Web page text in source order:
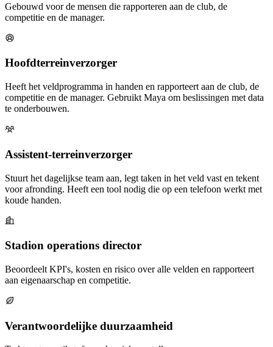
Gebouwd voor de mensen die rapporteren aan de club, de
competitie en de manager.
Hoofdterreinverzorger
Heeft het veldprogramma in handen en rapporteert aan de club, de
competitie en de manager. Gebruikt Maya om beslissingen met data
te onderbouwen.
Assistent-terreinverzorger
Stuurt het dagelijkse team aan, legt taken in het veld vast en tekent
voor afronding. Heeft een tool nodig die op een telefoon werkt met
koude handen.
Stadion operations director
Beoordeelt KPI's, kosten en risico over alle velden en rapporteert
aan eigenaarschap en competitie.
Verantwoordelijke duurzaamheid